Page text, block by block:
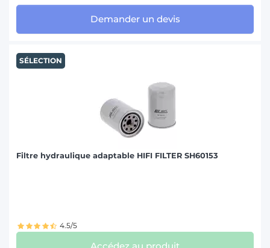
Demander un devis
SÉLECTION
Filtre hydraulique adaptable HIFI FILTER SH60153
4.5/5